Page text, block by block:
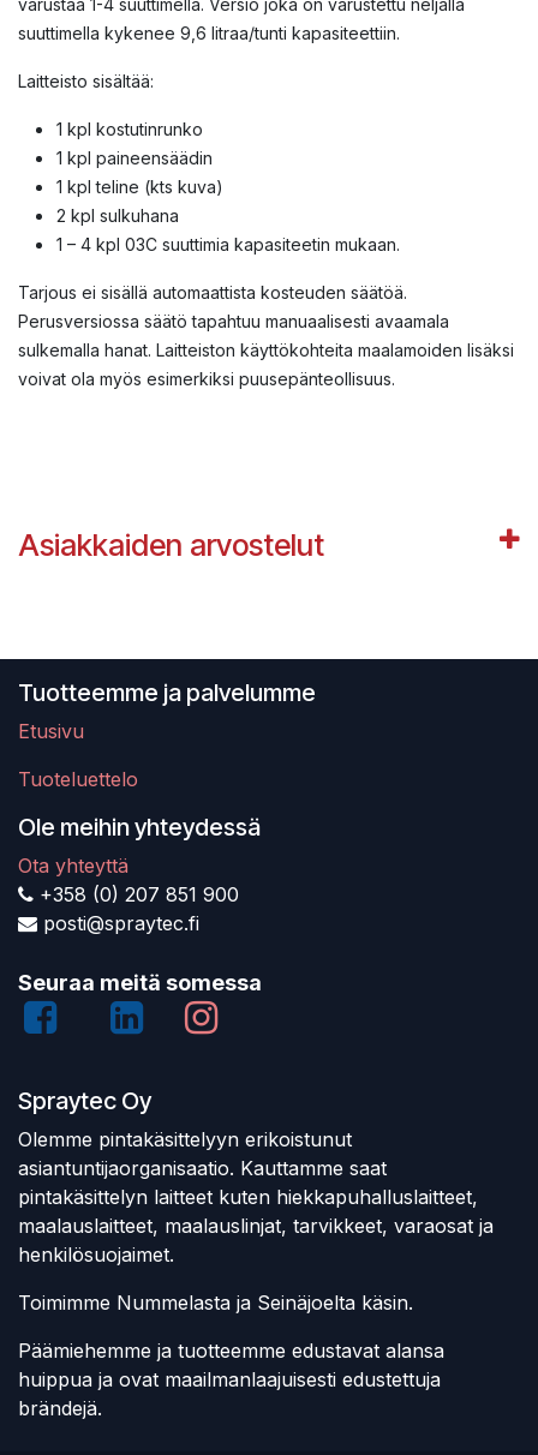
suuttimella kykenee 9,6 litraa/tunti kapasiteettiin.
Laitteisto sisältää:
1 kpl kostutinrunko
1 kpl paineensäädin
1 kpl teline (kts kuva)
2 kpl sulkuhana
1 – 4 kpl 03C suuttimia kapasiteetin mukaan.
Tarjous ei sisällä automaattista kosteuden säätöä.
Perusversiossa säätö tapahtuu manuaalisesti avaamala
sulkemalla hanat. Laitteiston käyttökohteita maalamoiden lisäksi
voivat ola myös esimerkiksi puusepänteollisuus.
Asiakkaiden arvostelut
Tuotteemme ja palvelumme
Etusivu
Tuoteluettelo
Ole meihin yhteydessä
Ota yhteyttä
+358 (0) 207 851 900
posti@spraytec.fi
Seuraa meitä somessa
Spraytec Oy
Olemme pintakäsittelyyn erikoistunut
asiantuntijaorganisaatio. Kauttamme saat
pintakäsittelyn laitteet kuten hiekkapuhalluslaitteet,
maalauslaitteet, maalauslinjat, tarvikkeet, varaosat ja
henkilösuojaimet.
Toimimme Nummelasta ja Seinäjoelta käsin.
Päämiehemme ja tuotteemme edustavat alansa
huippua ja ovat maailmanlaajuisesti edustettuja
brändejä.